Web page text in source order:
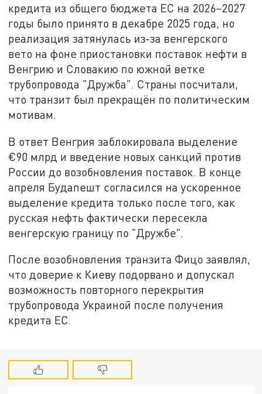
кредита из общего бюджета ЕС на 2026–2027
годы было принято в декабре 2025 года, но
реализация затянулась из‑за венгерского
вето на фоне приостановки поставок нефти в
Венгрию и Словакию по южной ветке
трубопровода "Дружба". Страны посчитали,
что транзит был прекращён по политическим
мотивам.
В ответ Венгрия заблокировала выделение
€90 млрд и введение новых санкций против
России до возобновления поставок. В конце
апреля Будапешт согласился на ускоренное
выделение кредита только после того, как
русская нефть фактически пересекла
венгерскую границу по "Дружбе".
После возобновления транзита Фицо заявлял,
что доверие к Киеву подорвано и допускал
возможность повторного перекрытия
трубопровода Украиной после получения
кредита ЕС.